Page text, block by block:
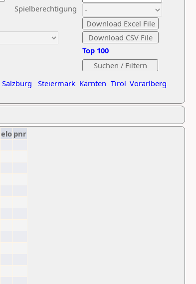
Spielberechtigung
Salzburg Steiermark Kärnten Tirol Vorarlberg
Top 100
elo pnr